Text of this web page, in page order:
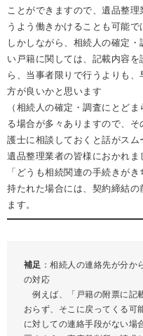
ことができますので、遺品整
うよう働きかけることも可能で
しかしながら、相続人の確定
い戸籍に関しては、記載内容
ら、当事者限りで行うよりも
方が良いかと思います
（相続人の確定・調査にとど
る場合が多々ありますので、
護士に相談しておくと話がスム
遺品整理業者の皆様におかれ
「どうも相続関連の手続きが
持たれた場合には、契約締結
ます。
補足 ：相続人の連絡先が分か
の対応
例えば、「戸籍の附票に記
おらず、そこに戻ってくる可
に対しての連絡手段がない場